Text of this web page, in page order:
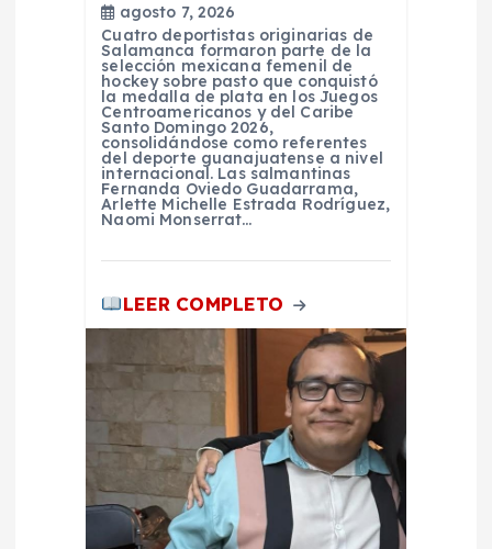
agosto 7, 2026
Cuatro deportistas originarias de
Salamanca formaron parte de la
selección mexicana femenil de
hockey sobre pasto que conquistó
la medalla de plata en los Juegos
Centroamericanos y del Caribe
Santo Domingo 2026,
consolidándose como referentes
del deporte guanajuatense a nivel
internacional. Las salmantinas
Fernanda Oviedo Guadarrama,
Arlette Michelle Estrada Rodríguez,
Naomi Monserrat…
LEER COMPLETO